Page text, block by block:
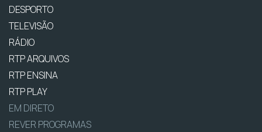
DESPORTO
TELEVISÃO
RÁDIO
RTP ARQUIVOS
RTP ENSINA
RTP PLAY
EM DIRETO
REVER PROGRAMAS